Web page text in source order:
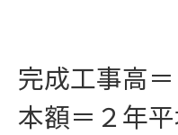
完成工事高
本額＝２年